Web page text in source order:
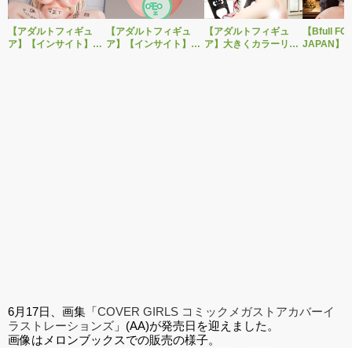
【アダルトフィギュ
ア】【インサイト】肉
【アダルトフィギュ
ア】【インサイト】ベ
【アダルトフィギュ
ア】大きくカラーリン
【Bfull
JAPAN】
6月17日、画集「COVER GIRLS コミックメガストアカバーイ
ラストレーションズ 」(AA)が発売日を迎えました。
画像はメロンブックスでの販売の様子。